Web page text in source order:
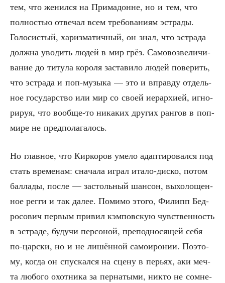
тем, что женил­ся на При­ма­донне, но и тем, что
пол­но­стью отве­чал всем тре­бо­ва­ни­ям эст­ра­ды.
Голо­си­стый, хариз­ма­тич­ный, он знал, что эст­ра­да
долж­на уво­дить людей в мир грёз. Само­воз­ве­ли­чи­
ва­ние до титу­ла коро­ля заста­ви­ло людей пове­рить,
что эст­ра­да и поп-музы­ка — это и вправ­ду отдель­
ное госу­дар­ство или мир со сво­ей иерар­хи­ей, игно­
ри­руя, что вооб­ще-то ника­ких дру­гих ран­гов в поп-
мире не предполагалось.
Но глав­ное, что Кир­ко­ров уме­ло адап­ти­ро­вал­ся под
стать вре­ме­нам: сна­ча­ла играл ита­ло-дис­ко, потом
бал­ла­ды, после — застоль­ный шан­сон, выхо­ло­щен­
ное рег­ги и так далее. Поми­мо это­го, Филипп Бед­
ро­со­вич пер­вым при­вил кэм­пов­скую чув­ствен­ность
в эст­ра­де, будучи пер­со­ной, пре­под­но­ся­щей себя
по-цар­ски, но и не лишён­ной само­иро­нии. Поэто­
му, когда он спус­кал­ся на сце­ну в перьях, аки меч­
та любо­го охот­ни­ка за пер­на­ты­ми, никто не сомне­